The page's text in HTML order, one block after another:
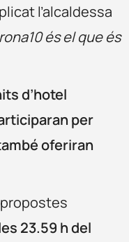
l’alcaldessa
és el que és
d’hotel
per
oferiran
23.59 h del